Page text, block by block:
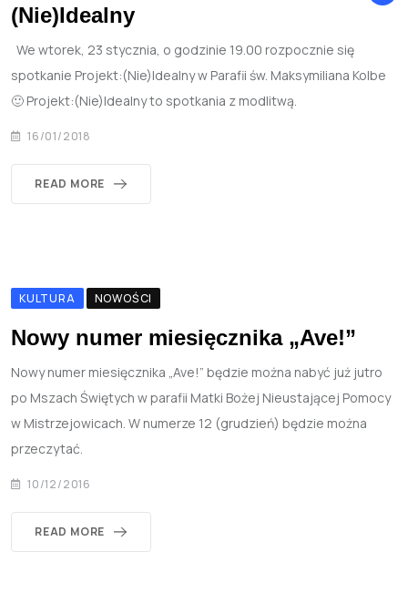
(Nie)Idealny
We wtorek, 23 stycznia, o godzinie 19.00 rozpocznie się
spotkanie Projekt:(Nie)Idealny w Parafii św. Maksymiliana Kolbe
🙂 Projekt:(Nie)Idealny to spotkania z modlitwą.
16/01/2018
READ MORE
KULTURA NOWOŚCI
Nowy numer miesięcznika „Ave!”
Nowy numer miesięcznika „Ave!” będzie można nabyć już jutro
po Mszach Świętych w parafii Matki Bożej Nieustającej Pomocy
w Mistrzejowicach. W numerze 12 (grudzień) będzie można
przeczytać.
10/12/2016
READ MORE